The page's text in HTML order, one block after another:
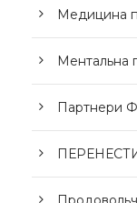
Медицина
Ментальна
Партнери